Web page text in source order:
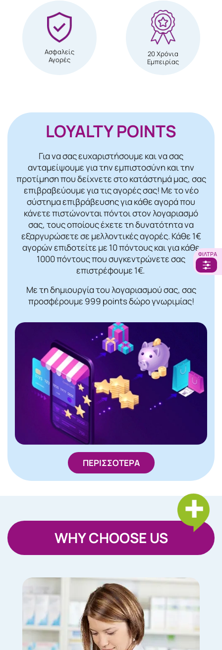
ΦΊΛΤΡΑ
Ασφαλείς
Αγορές
20 Χρόνια
Εμπειρίας
LOYALTY POINTS
Για να σας ευχαριστήσουμε και να σας
ανταμείψουμε για την εμπιστοσύνη και την
προτίμηση που δείχνετε στο κατάστημά μας, σας
επιβραβεύουμε για τις αγορές σας! Mε το νέο
σύστημα επιβράβευσης για κάθε αγορά που
κάνετε πιστώνονται πόντοι στον λογαριασμό
σας, τους οποίους έχετε τη δυνατότητα να
εξαργυρώσετε σε μελλοντικές αγορές. Κάθε 1€
αγορών επιδοτείτε με 10 πόντους και για κάθε
1000 πόντους που συγκεντρώνετε σας
επιστρέφουμε 1€.
Με τη δημιουργία του λογαριασμού σας, σας
προσφέρουμε 999 points δώρο γνωριμίας!
ΠΕΡΙΣΣΟΤΕΡΑ
WHY CHOOSE US